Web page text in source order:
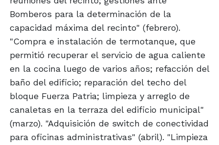
Bomberos para la determinación de la
capacidad máxima del recinto" (febrero).
"Compra e instalación de termotanque, que
permitió recuperar el servicio de agua caliente
en la cocina luego de varios años; refacción del
baño del edificio; reparación del techo del
bloque Fuerza Patria; limpieza y arreglo de
canaletas en la terraza del edificio municipal"
(marzo). "Adquisición de switch de conectividad
para oficinas administrativas" (abril). "Limpieza